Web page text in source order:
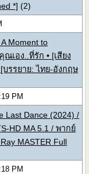
*] (2)
Moment to
เอง..ที่รัก • [เสียง
[บรรยาย: ไทย-อังกฤษ
PM
Last Dance (2024) /
HD MA 5.1 / พากย์
MASTER Full
PM